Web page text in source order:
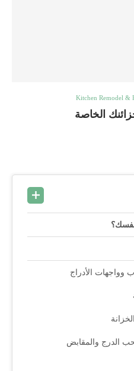
Kitchen Remodel &
الخاصة
وواجهات الأدراج
الدرج والمقابض